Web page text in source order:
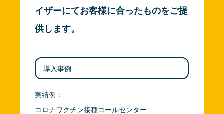
イザーにてお客様に合ったものをご提
供します。
導入事例
実績例：
コロナワクチン接種コールセンター